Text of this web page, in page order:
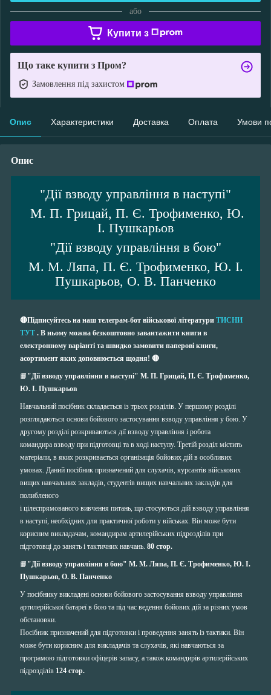
або
Купити з
Що таке купити з Пром?
Замовлення під захистом
Опис Характеристики Доставка Оплата Умови
Опис
"Дії взводу управління в наступі"
М. П. Грицай, П. Є. Трофименко, Ю.
І. Пушкарьов
"Дії взводу управління в бою"
М. М. Ляпа, П. Є. Трофименко, Ю. І.
Пушкарьов, О. В. Панченко
🔴Підписуйтесь на наш телеграм-бот військової літератури ТИСНИ
ТУТ . В ньому можна безкоштовно завантажити книги в
електронному варіанті та швидко замовити паперові книги,
асортимент яких доповнюється щодня! 🔴
📙 "Дії взводу управління в наступі" М. П. Грицай, П. Є. Трофименко,
Ю. І. Пушкарьов
Навчальний посібник складається із трьох розділів. У першому розділі
розглядаються основи бойового застосування взводу управління у бою. У
другому розділі розкриваються дії взводу управління і робота
командира взводу при підготовці та в ході наступу. Третій розділ містить
матеріали, в яких розкривається організація бойових дій в особливих
умовах. Даний посібник призначений для слухачів, курсантів військових
вищих навчальних закладів, студентів вищих навчальних закладів для
полибленого
і цілеспрямованого вивчення питань, що стосуються дій взводу управління
в наступі, необхідних для практичної роботи у військах. Він може бути
корисним викладачам, командирам артилерійських підрозділів при
підготовці до занять і тактичних навчань. 80 стор.
📙 "Дії взводу управління в бою" М. М. Ляпа, П. Є. Трофименко, Ю. І.
Пушкарьов, О. В. Панченко
У посібнику викладені основи бойового застосування взводу управління
артилерійської батареї в бою та під час ведення бойових дій за різних умов
обстановки.
Посібник призначений для підготовки і проведення занять із тактики. Він
може бути корисним для викладачів та слухачів, які навчаються за
програмою підготовки офіцерів запасу, а також командирів артилерійських
підрозділів 124 стор.